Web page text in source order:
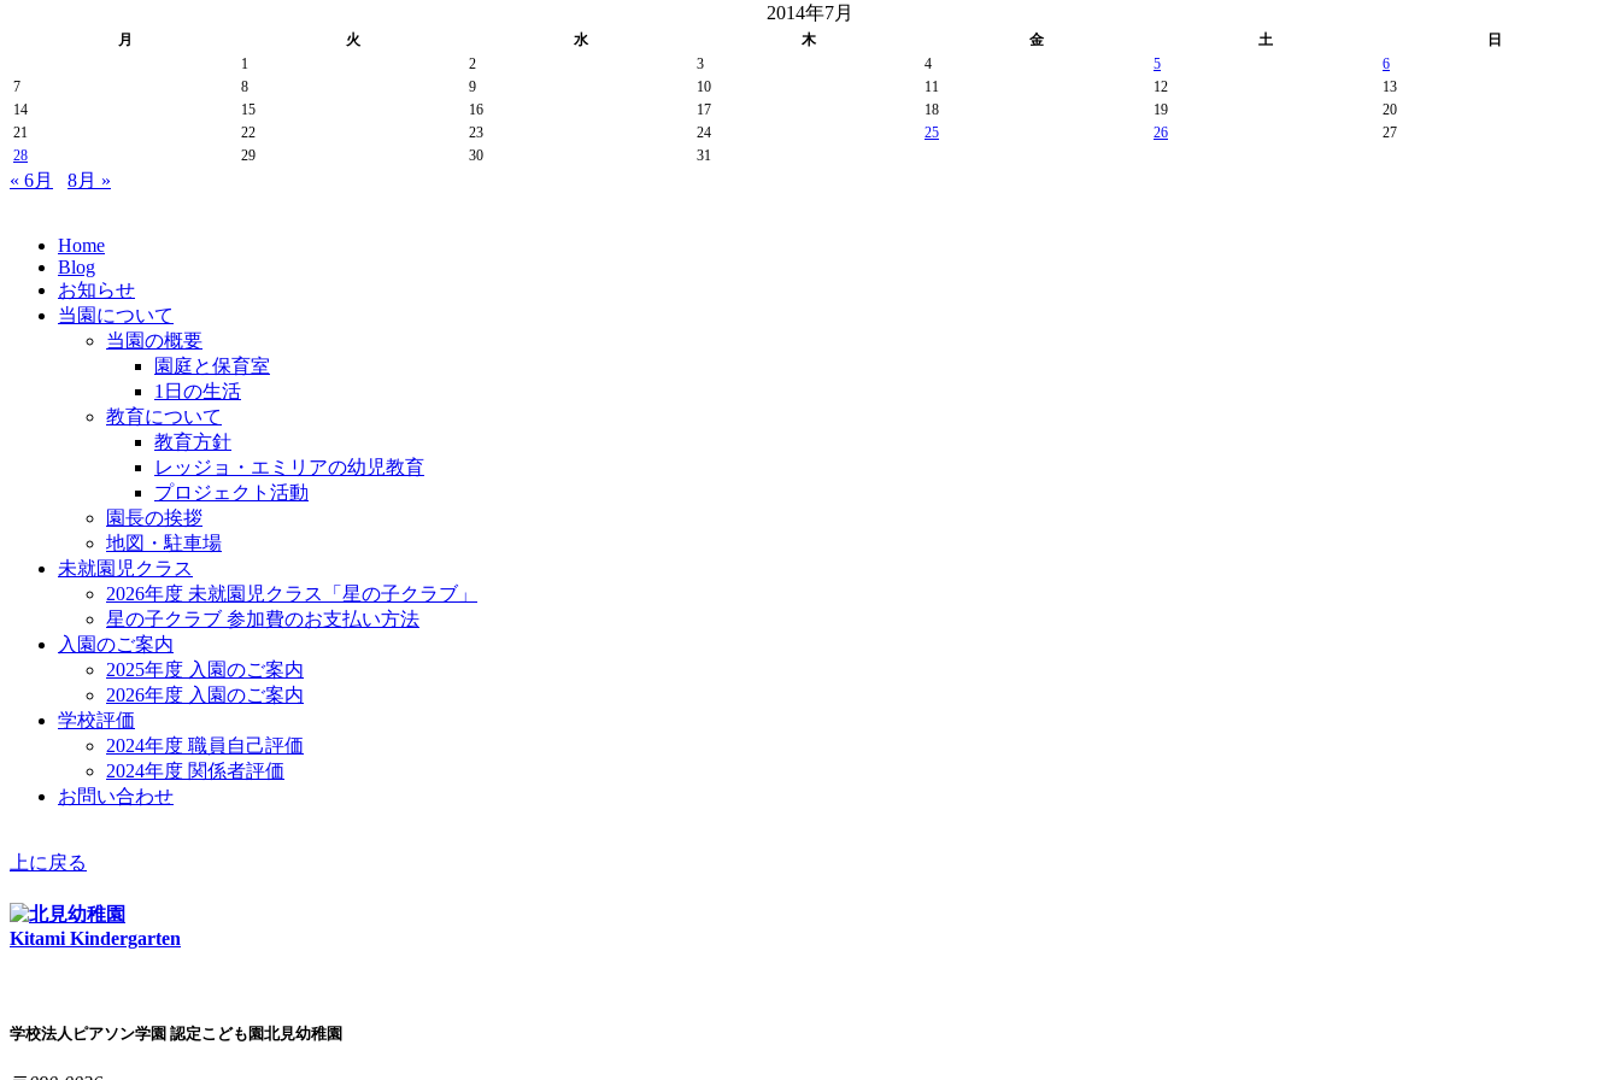
2014年7月
月 火 水 木 金 土
日
1
2 3 4 5
6
7
8 9 10 11 12
13
14
15 16 17 18 19
20
21
22 23 24 25 26
27
28
29 30 31
« 6月 8月 »
Home
Blog
お知らせ
当園について
当園の概要
園庭と保育室
1日の生活
教育について
教育方針
レッジョ・エミリアの幼児教育
プロジェクト活動
園長の挨拶
地図・駐車場
未就園児クラス
2026年度 未就園児クラス「星の子クラブ」
星の子クラブ 参加費のお支払い方法
入園のご案内
2025年度 入園のご案内
2026年度 入園のご案内
学校評価
2024年度 職員自己評価
2024年度 関係者評価
お問い合わせ
上に戻る
Kitami Kindergarten
学校法人ピアソン学園 認定こども園北見幼稚園